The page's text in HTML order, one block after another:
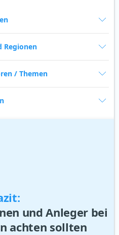
Regionen
/ Themen
und Anleger bei
achten sollten